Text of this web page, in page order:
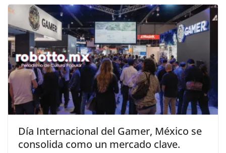
Día Internacional del Gamer, México se
consolida como un mercado clave.